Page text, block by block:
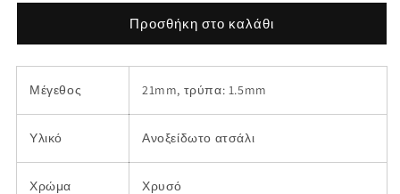
για
χάντρα
21mm
για
Ατσάλινη
χάντρα
21mm
Προσθήκη στο καλάθι
Μέγεθος 21mm, τρύπα: 1.5mm
Υλικό Ανοξείδωτο ατσάλι
Χρώμα Χρυσό